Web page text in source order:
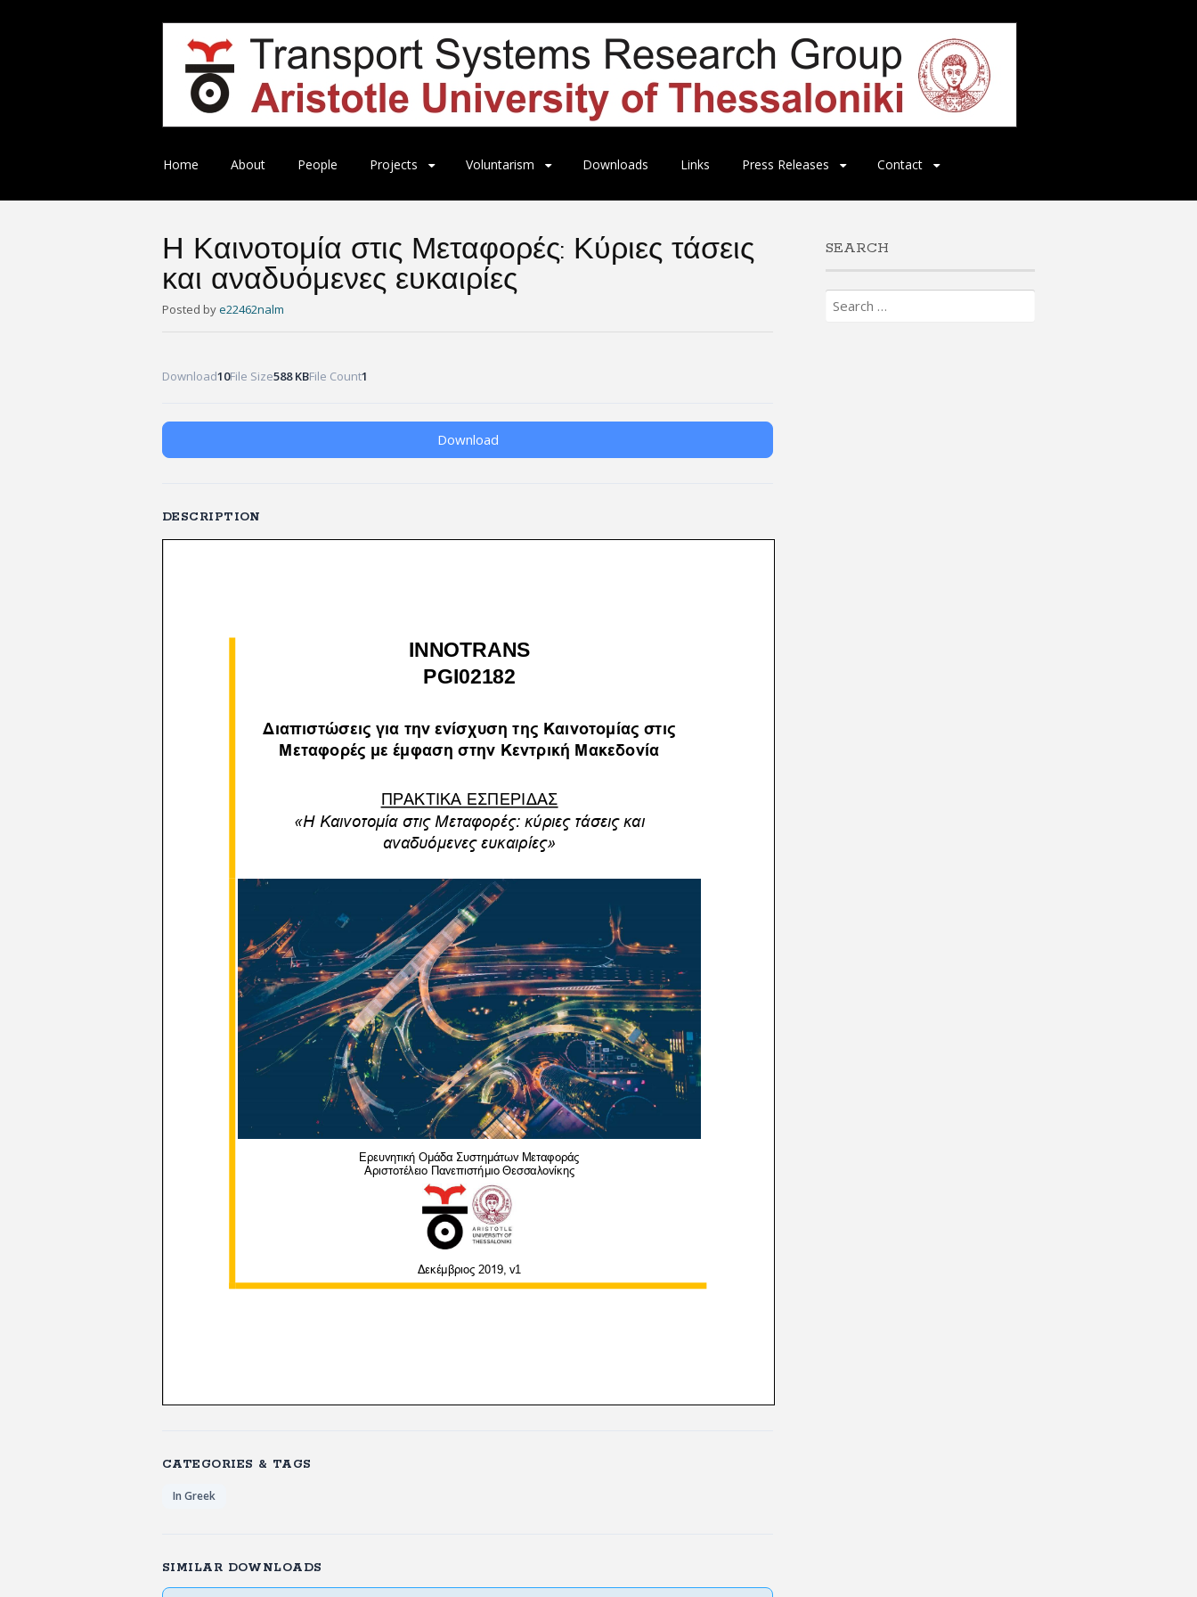
Skip
content
Home About People Projects Voluntarism Downloads Links Press Releases Contact
Η Καινοτομία στις Μεταφορές: Κύριες τάσεις
και αναδυόμενες ευκαιρίες
Posted bye22462nalm
Download10File Size588 KBFile Count1
Download
DESCRIPTION
CATEGORIES & TAGS
In Greek
SIMILAR DOWNLOADS
SEARCH
Search
for: